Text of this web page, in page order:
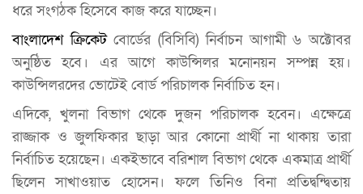
ধরে সংগঠক হিসেবে কাজ করে যাচ্ছেন।
বাংলাদেশ ক্রিকেটবোর্ডের (বিসিবি) নির্বাচন আগামী ৬ অক্টোবর
অনুষ্ঠিত হবে। এর আগে কাউন্সিলর মনোনয়ন সম্পন্ন হয়।
কাউন্সিলরদের ভোটেই বোর্ড পরিচালক নির্বাচিত হন।
এদিকে, খুলনা বিভাগ থেকে দুজন পরিচালক হবেন। এক্ষেত্রে
রাজ্জাক ও জুলফিকার ছাড়া আর কোনো প্রার্থী না থাকায় তারা
নির্বাচিত হয়েছেন। একইভাবে বরিশাল বিভাগ থেকে একমাত্র প্রার্থী
ছিলেন সাখাওয়াত হোসেন। ফলে তিনিও বিনা প্রতিদ্বন্দ্বিতায়